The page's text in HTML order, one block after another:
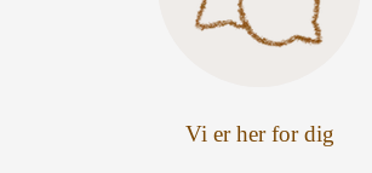
Vi er her for dig